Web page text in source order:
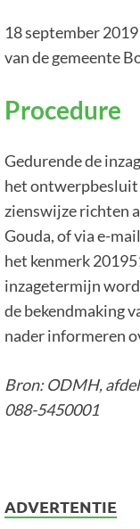
18 september
van de gemeente
Procedure
Gedurende de
het ontwerpbesluit
zienswijze richten
Gouda, of via e-
het kenmerk
inzagetermijn
de bekendmaking
nader informeren
Bron: ODMH,
088-5450001
ADVERTENTIE